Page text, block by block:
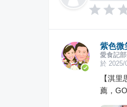
紫色微
愛食記
於 2025/
【淇
薦，